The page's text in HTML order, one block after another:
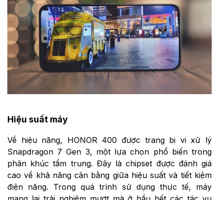
Hiệu suất máy
Về hiệu năng, HONOR 400 được trang bị vi xử lý
Snapdragon 7 Gen 3, một lựa chọn phổ biến trong
phân khúc tầm trung. Đây là chipset được đánh giá
cao về khả năng cân bằng giữa hiệu suất và tiết kiệm
điện năng. Trong quá trình sử dụng thực tế, máy